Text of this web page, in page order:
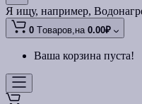
Я ищу, например,
0 Tоваров,на 0.00₽
Ваша корзина пуста!